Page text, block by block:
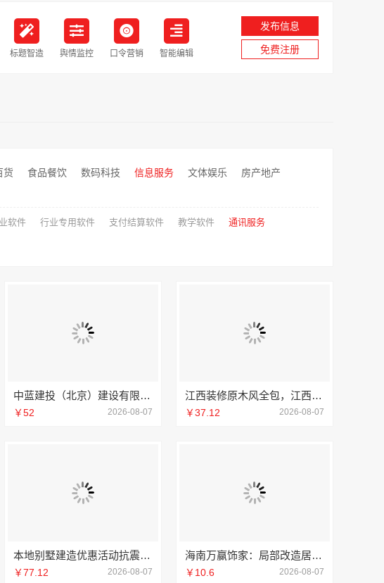
标题智造 舆情监控 口令营销 智能编辑
发布信息
免费注册
货 食品餐饮 数码科技 信息服务 文体娱乐
房产地产
软件 行业专用软件 支付结算软件 教学软件
通讯服务
中蓝建投（北京）建设有限公司武功分公司厨房半包装修北欧风
￥52 2026-08-07
江西装修原木风全包，江西尚宅尚品新型环保材料有限公司一站式服务
￥37.12 2026-08-07
本地别墅建造优惠活动抗震防风，重庆御墅建筑材料有限公司
￥77.12 2026-08-07
海南万赢饰家：局部改造居室装修明细报价
￥10.6 2026-08-07